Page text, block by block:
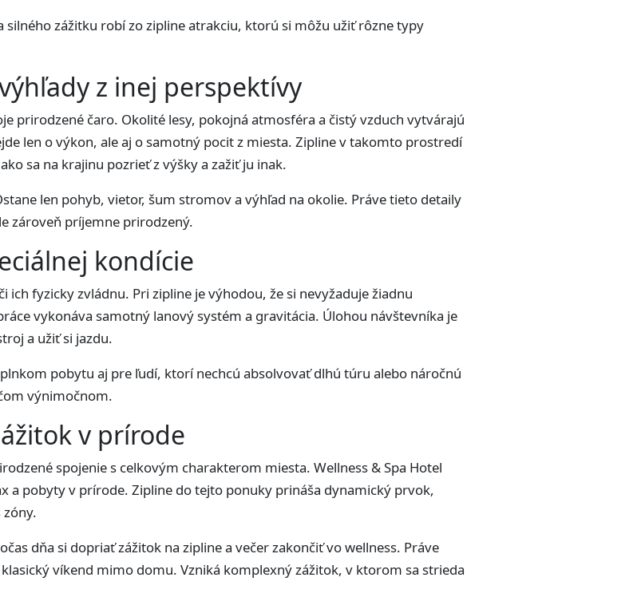
zážitku robí zo zipline atrakciu, ktorú si môžu užiť rôzne typy
z inej perspektívy
prirodzené čaro. Okolité lesy, pokojná atmosféra a čistý vzduch vytvárajú
len o výkon, ale aj o samotný pocit z miesta. Zipline v takomto prostredí
sa na krajinu pozrieť z výšky a zažiť ju inak.
len pohyb, vietor, šum stromov a výhľad na okolie. Práve tieto detaily
zároveň príjemne prirodzený.
kondície
fyzicky zvládnu. Pri zipline je výhodou, že si nevyžaduje žiadnu
vykonáva samotný lanový systém a gravitácia. Úlohou návštevníka je
a užiť si jazdu.
pobytu aj pre ľudí, ktorí nechcú absolvovať dlhú túru alebo náročnú
výnimočnom.
v prírode
spojenie s celkovým charakterom miesta. Wellness & Spa Hotel
a pobyty v prírode. Zipline do tejto ponuky prináša dynamický prvok,
dňa si dopriať zážitok na zipline a večer zakončiť vo wellness. Práve
víkend mimo domu. Vzniká komplexný zážitok, v ktorom sa strieda